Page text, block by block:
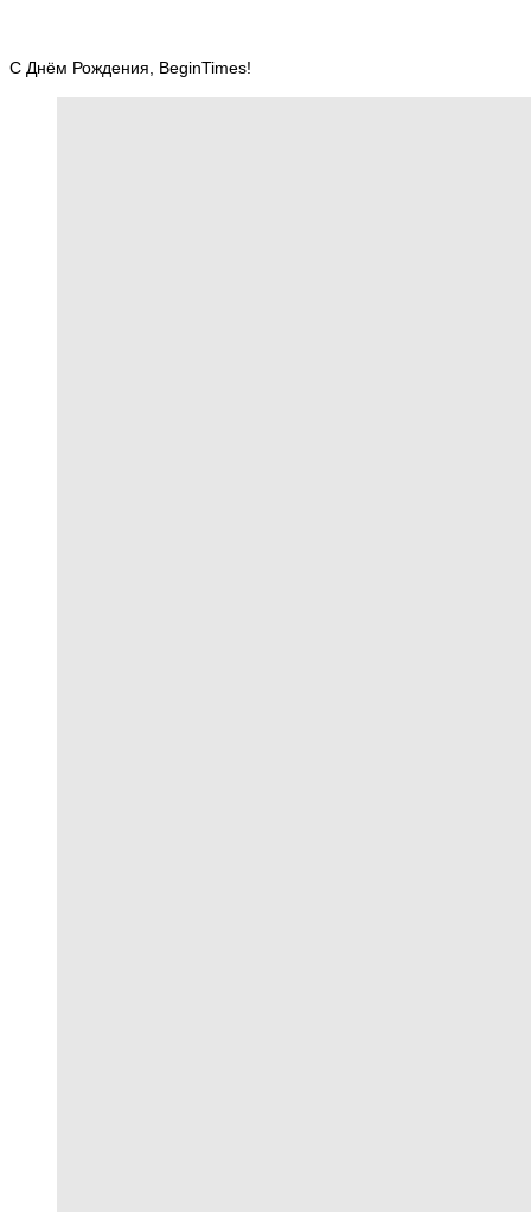
С Днём Рождения, BeginTimes!